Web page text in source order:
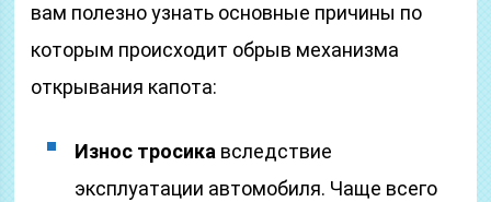
вам полезно узнать основные причины по
которым происходит обрыв механизма
открывания капота:
Износ тросика вследствие
эксплуатации автомобиля. Чаще всего